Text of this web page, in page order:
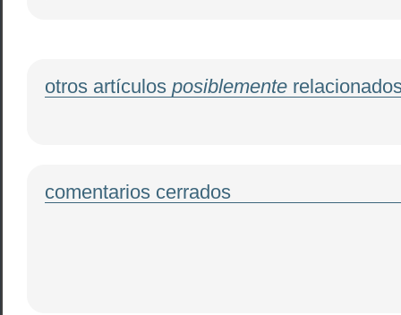
otros artículos posiblemente
comentarios cerrados